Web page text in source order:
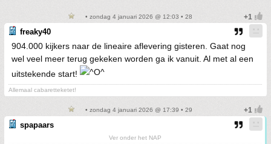
• zondag 4 januari 2026 @ 12:03 • 28
freaky40
904.000 kijkers naar de lineaire aflevering gisteren. Gaat nog
wel veel meer terug gekeken worden ga ik vanuit. Al met al een
uitstekende start!
Allemaal cabaretteketet!
• zondag 4 januari 2026 @ 17:39 • 29
spapaars
Ver onder het NAP